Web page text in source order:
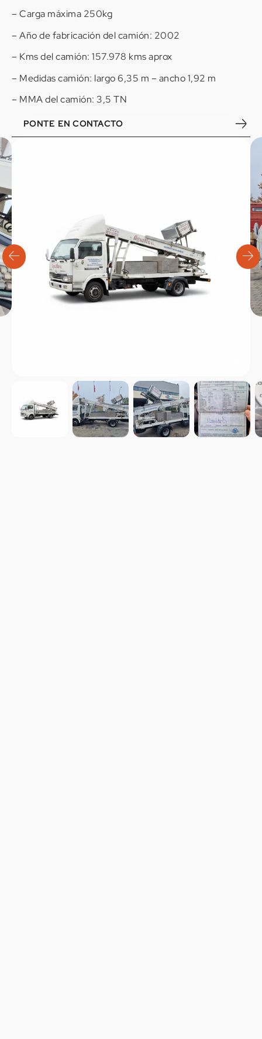
– Carga máxima 250kg
– Año de fabricación del camión: 2002
– Kms del camión: 157.978 kms aprox
– Medidas camión: largo 6,35 m – ancho 1,92 m
– MMA del camión: 3,5 TN
PONTE EN CONTACTO